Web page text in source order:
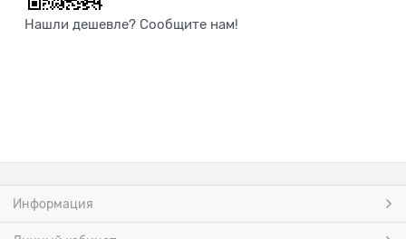
Нашли дешевле? Сообщите нам!
Информация